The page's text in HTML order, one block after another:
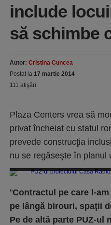
include
să schimbe
Autor: Cristina Cuncea
Postat la 17 martie 2014
111 afişări
Plaza Centers vrea să
privat încheiat cu statul
prevede construcţia
nu se regăseşte în planul
"Contractul pe care l-
pe lângă birouri, spaţii
Pe de altă parte PUZ-ul